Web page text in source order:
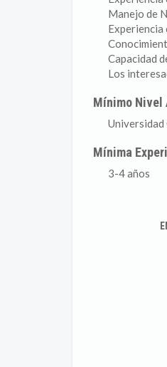
Manejo de
Experiencia
Capacidad
Los
Mínimo Nivel
Universidad
Mínima
3-4 años